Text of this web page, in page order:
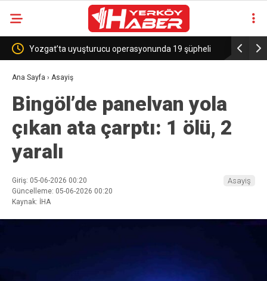
Yozgat’ta uyuşturucu operasyonunda 19 şüpheli
yakalandı
Sekili
Ana Sayfa › Asayiş
Bingöl’de panelvan yola
çıkan ata çarptı: 1 ölü, 2
yaralı
Giriş: 05-06-2026 00:20
Güncelleme: 05-06-2026 00:20
Kaynak: İHA
Asayiş